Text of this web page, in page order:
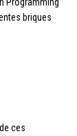
Programming
briques
ces